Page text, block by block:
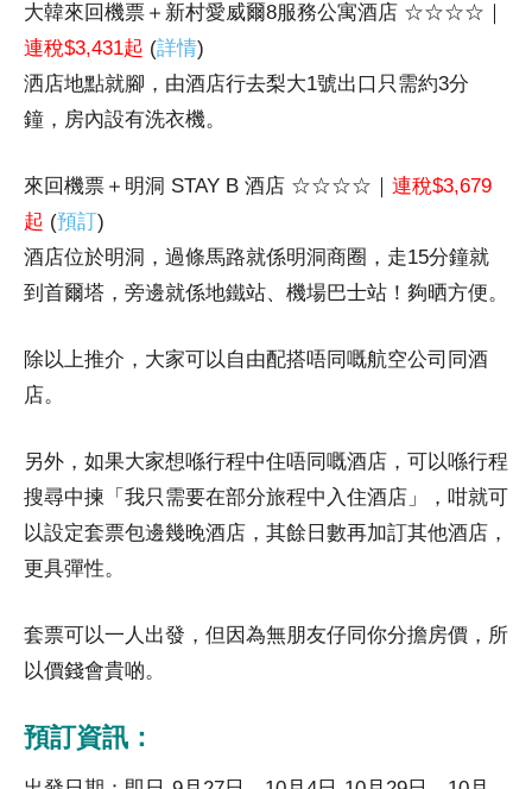
大韓來回機票＋新村愛威爾8服務公寓酒店 ☆☆☆☆｜
連稅$3,431起 (詳情)
洒店地點就腳，由酒店行去梨大1號出口只需約3分
鐘，房內設有洗衣機。
來回機票＋明洞 STAY B 酒店 ☆☆☆☆｜ 連稅$3,679
起 (預訂)
酒店位於明洞，過條馬路就係明洞商圈，走15分鐘就
到首爾塔，旁邊就係地鐵站、機場巴士站！夠晒方便。
除以上推介，大家可以自由配搭唔同嘅航空公司同酒
店。
另外，如果大家想喺行程中住唔同嘅酒店，可以喺行程
搜尋中揀「我只需要在部分旅程中入住酒店」，咁就可
以設定套票包邊幾晚酒店，其餘日數再加訂其他酒店，
更具彈性。
套票可以一人出發，但因為無朋友仔同你分擔房價，所
以價錢會貴啲。
預訂資訊：